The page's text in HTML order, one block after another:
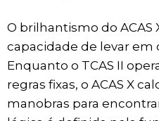
O brilhantismo do ACAS
capacidade de levar em
Enquanto o TCAS II
regras fixas, o ACAS X
manobras para